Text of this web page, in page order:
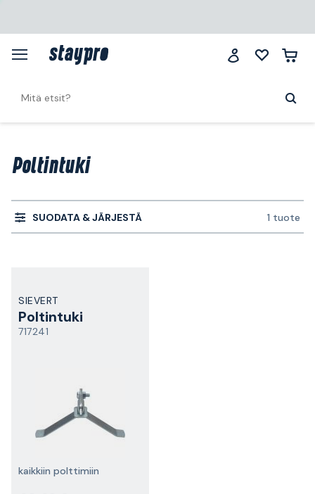
Poltintuki
SUODATA & JÄRJESTÄ 1 tuote
SIEVERT
Poltintuki
717241
kaikkiin polttimiin